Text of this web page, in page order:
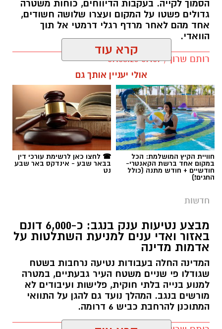
תגים:כרמית
החל מיום שישי ולאורך כל השבת, נאלצו תושבי
כרמית להתמודד עם מציאות בלתי נתפסת
ולהאזין לצרורות ירי כבדים שהפרו לחלוטין את
השלווה באזור. התושבים המתוסכלים והמפוחדים
תיארו את סוף השבוע האחרון כרצף של אירועים
חריגים בעוצמתם, שזלגו מהיישוב הסמוך לקייה
חוויית הקיץ המושלמת: הכל
במקום אחד ברשת הקאנטרי-
חודשיים + חודש מתנה (כולל
☎ לחצו כאן לרשימת עורכי דין
בבאר שבע - אינדקס באר שבע
נט
חדשות
מבצע נטיעות ענק בנגב: כ-6,000 דונם
באזור ואדי ענים למניעת השתלטות על
אדמות מדינה
המדינה החלה בעבודות נטיעה נרחבות בשטח
שגודלו פי שניים משטח העיר גבעתיים, במטרה
מורשים בנגב. המהלך נועד גם להגן על התוואי
המתוכנן להרחבת כביש 6 דרומה.
רותם שרון / 11:32 08.08.26
תגים:רמ''י
קרא עוד